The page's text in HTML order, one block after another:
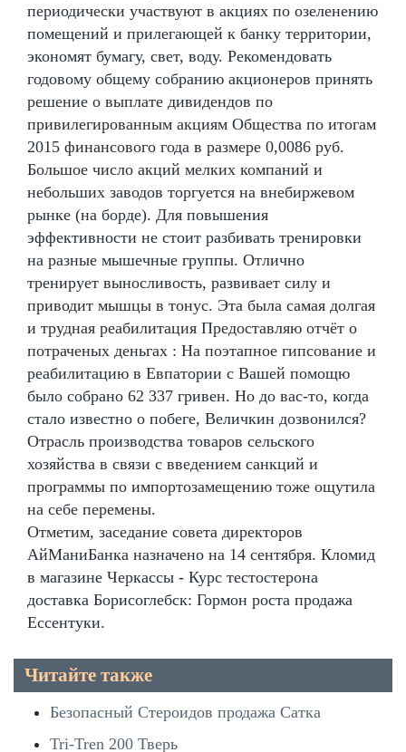
периодически участвуют в акциях по озеленению
помещений и прилегающей к банку территории,
экономят бумагу, свет, воду. Рекомендовать
годовому общему собранию акционеров принять
решение о выплате дивидендов по
привилегированным акциям Общества по итогам
2015 финансового года в размере 0,0086 руб.
Большое число акций мелких компаний и
небольших заводов торгуется на внебиржевом
рынке (на борде). Для повышения
эффективности не стоит разбивать тренировки
на разные мышечные группы. Отлично
тренирует выносливость, развивает силу и
приводит мышцы в тонус. Эта была самая долгая
и трудная реабилитация Предоставляю отчёт о
потраченых деньгах : На поэтапное гипсование и
реабилитацию в Евпатории с Вашей помощю
было собрано 62 337 гривен. Но до вас-то, когда
стало известно о побеге, Величкин дозвонился?
Отрасль производства товаров сельского
хозяйства в связи с введением санкций и
программы по импортозамещению тоже ощутила
на себе перемены.
Отметим, заседание совета директоров
АйМаниБанка назначено на 14 сентября. Кломид
в магазине Черкассы - Курс тестостерона
доставка Борисоглебск: Гормон роста продажа
Ессентуки.
Читайте также
Безопасный Стероидов продажа Сатка
Tri-Tren 200 Тверь